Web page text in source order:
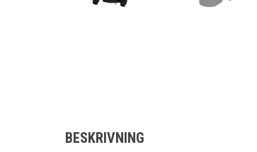
BESKRIVNING